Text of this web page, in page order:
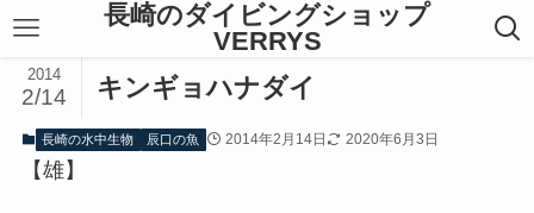
長崎のダイビングショップ
VERRYS
キンギョハナダイ
2014
2/14
長崎の水中生物 辰口の魚 2014年2月14日 2020年6月3日
【雄】